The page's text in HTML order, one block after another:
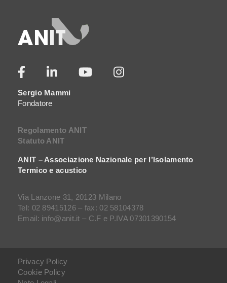
Sergio Mammi
Fondatore
Regolamento ANIT
Statuto ANIT
ANIT – Associazione Nazionale per l’Isolamento
Termico e acustico
Via Lanzone 31, 20123 Milano
Tel: 02 89415126 – fax: 02 58104378
Email: info@anit.it – C.F e P.IVA 07301390154
Privacy Policy
Cookie Policy